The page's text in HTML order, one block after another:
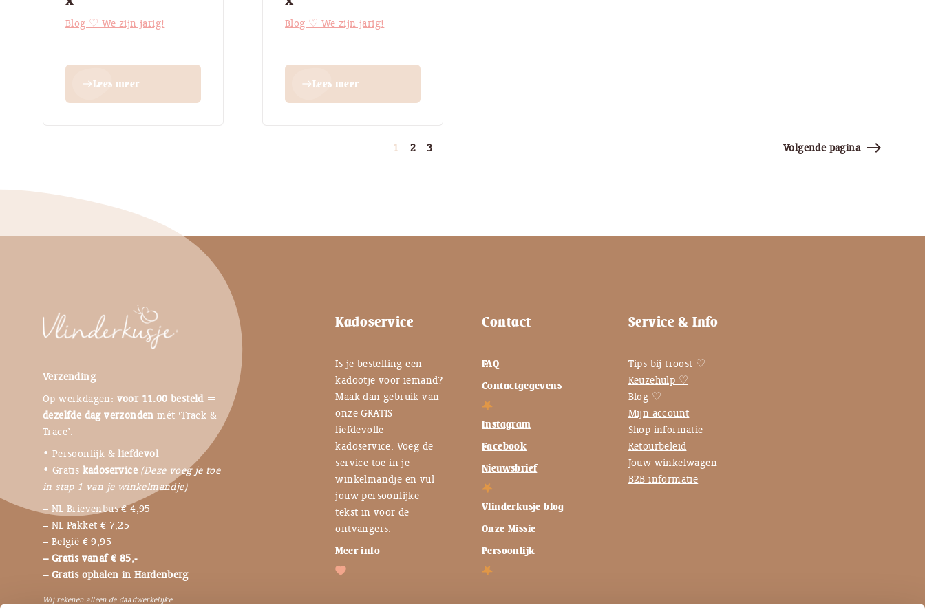
Blog ♡ We zijn jarig!
eastLees meer
Blog ♡ We zijn jarig!
eastLees meer
1 2 3 Volgende pagina east
Verzending
Op werkdagen: voor 11.00 besteld =
dezelfde dag verzonden mét ‘Track &
Trace’.
• Persoonlijk &liefdevol
• Gratis kadoservice (Deze voeg je toe
in stap 1 van je winkelmandje)
– NL Brievenbus € 4,95
– NL Pakket € 7,25
– België € 9,95
– Gratis vanaf € 85,-
– Gratis ophalen in Hardenberg
Wij rekenen alleen de daadwerkelijke
Kadoservice
Is je bestelling een
kadootje voor iemand?
Maak dan gebruik van
onze GRATIS
liefdevolle
kadoservice. Voeg de
service toe in je
winkelmandje en vul
jouw persoonlijke
tekst in voor de
ontvangers.
Meer info
Contact
FAQ
Contactgegevens
Instagram
Facebook
Nieuwsbrief
Vlinderkusje blog
Onze Missie
Persoonlijk
Service & Info
Tips bij troost ♡
Keuzehulp ♡
Blog ♡
Mijn account
Shop informatie
Retourbeleid
Jouw winkelwagen
B2B informatie